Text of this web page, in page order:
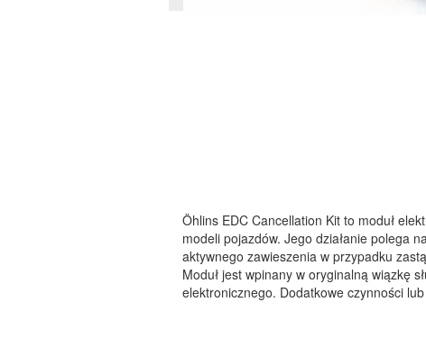
Öhlins EDC Cancellation Kit to moduł
modeli pojazdów. Jego działanie polega
aktywnego zawieszenia w przypadku
Moduł jest wpinany w oryginalną wiązkę
elektronicznego. Dodatkowe czynności